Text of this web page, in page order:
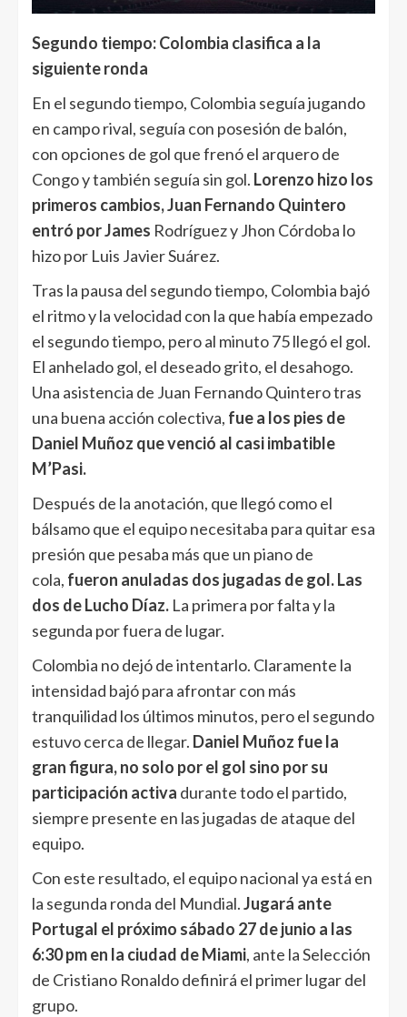
Segundo tiempo: Colombia clasifica a la
siguiente ronda
En el segundo tiempo, Colombia seguía jugando
en campo rival, seguía con posesión de balón,
con opciones de gol que frenó el arquero de
Congo y también seguía sin gol. Lorenzo hizo los
primeros cambios, Juan Fernando Quintero
entró por James Rodríguez y Jhon Córdoba lo
hizo por Luis Javier Suárez.
Tras la pausa del segundo tiempo, Colombia bajó
el ritmo y la velocidad con la que había empezado
el segundo tiempo, pero al minuto 75 llegó el gol.
El anhelado gol, el deseado grito, el desahogo.
Una asistencia de Juan Fernando Quintero tras
una buena acción colectiva, fue a los pies de
Daniel Muñoz que venció al casi imbatible
M’Pasi.
Después de la anotación, que llegó como el
bálsamo que el equipo necesitaba para quitar esa
presión que pesaba más que un piano de
cola, fueron anuladas dos jugadas de gol. Las
dos de Lucho Díaz. La primera por falta y la
segunda por fuera de lugar.
Colombia no dejó de intentarlo. Claramente la
intensidad bajó para afrontar con más
tranquilidad los últimos minutos, pero el segundo
estuvo cerca de llegar. Daniel Muñoz fue la
gran figura, no solo por el gol sino por su
participación activa durante todo el partido,
siempre presente en las jugadas de ataque del
equipo.
Con este resultado, el equipo nacional ya está en
la segunda ronda del Mundial.Jugará ante
Portugal el próximo sábado 27 de junio a las
6:30 pm en la ciudad de Miami, ante la Selección
de Cristiano Ronaldo definirá el primer lugar del
grupo.